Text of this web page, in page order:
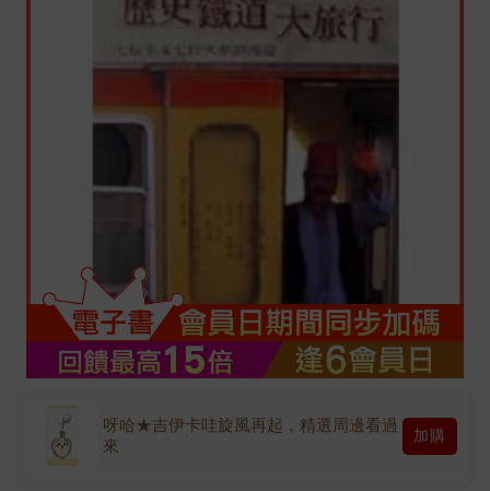
呀哈★吉伊卡哇旋風再起，精選周邊看過
來
加購